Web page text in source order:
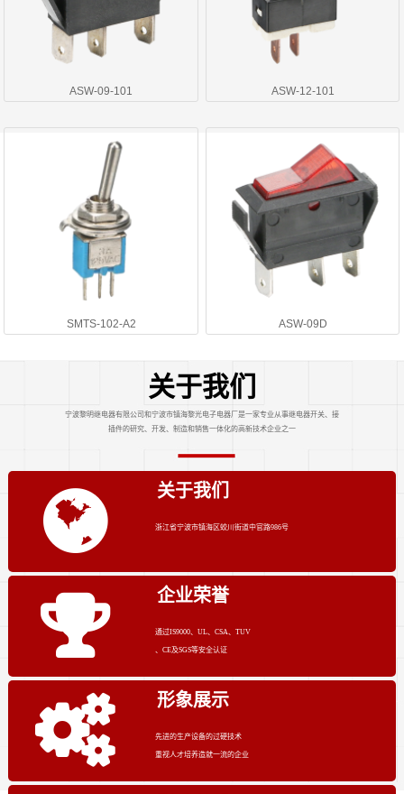
ASW-09-101 ASW-12-101
SMTS-102-A2 ASW-09D
关于我们
宁波黎明继电器有限公司和宁波市镇海黎光电子电器厂是一家专业从事继电器开关、接
插件的研究、开发、制造和销售一体化的高新技术企业之一
关于我们
浙江省宁波市镇海区蛟川街道中官路986号
企业荣誉
通过IS9000、UL、CSA、TUV
、CE及SGS等安全认证
形象展示
先进的生产设备的过硬技术
重视人才培养造就一流的企业